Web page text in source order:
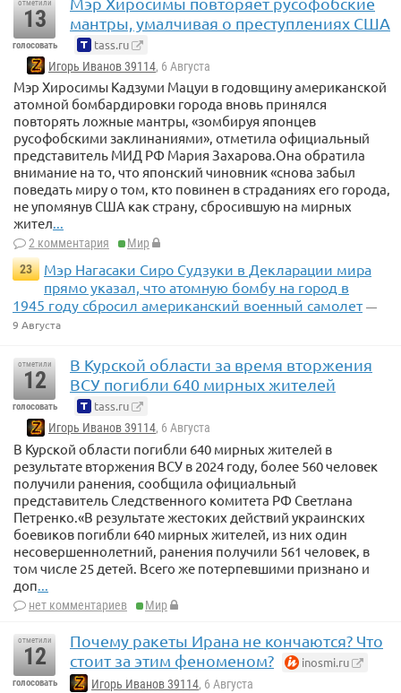
отметили
13
голосовать
мантры, умалчивая о преступлениях США
tass.ru
Игорь Иванов 39114, 6 Августа
Мэр Хиросимы Кадзуми Мацуи в годовщину американской
атомной бомбардировки города вновь принялся
повторять ложные мантры, «зомбируя японцев
русофобскими заклинаниями», отметила официальный
представитель МИД РФ Мария Захарова.Она обратила
внимание на то, что японский чиновник «снова забыл
поведать миру о том, кто повинен в страданиях его города,
не упомянув США как страну, сбросившую на мирных
жител...
2 комментария
Мир
23
Мэр Нагасаки Сиро Судзуки в Декларации мира
прямо указал, что атомную бомбу на город в
1945 году сбросил американский военный самолет —
9 Августа
отметили
12
голосовать
В Курской области за время вторжения
ВСУ погибли 640 мирных жителей
tass.ru
Игорь Иванов 39114, 6 Августа
В Курской области погибли 640 мирных жителей в
результате вторжения ВСУ в 2024 году, более 560 человек
получили ранения, сообщила официальный
представитель Следственного комитета РФ Светлана
Петренко.«В результате жестоких действий украинских
боевиков погибли 640 мирных жителей, из них один
несовершеннолетний, ранения получили 561 человек, в
том числе 25 детей. Всего же потерпевшими признано и
доп
нет комментариев Мир
отметили
12
голосовать
Почему ракеты Ирана не кончаются? Что
стоит за этим феноменом?
inosmi.ru
Игорь Иванов 39114, 6 Августа